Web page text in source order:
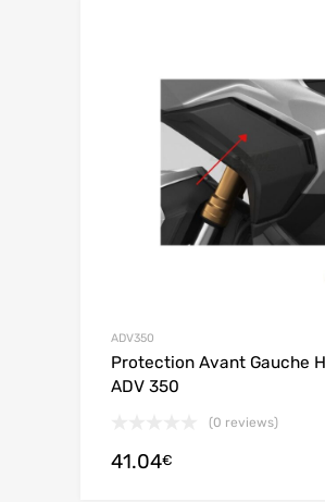
ADV350
Protection Avant Gauche
ADV 350
(0 reviews)
41.04€